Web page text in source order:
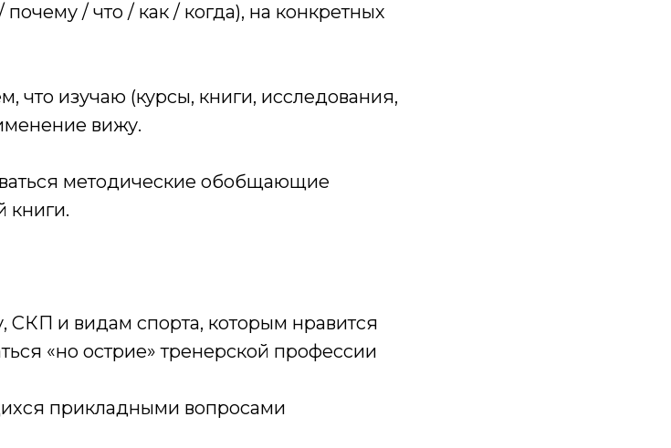
/ что / как / когда), на конкретных
что изучаю (курсы, книги, исследования,
вижу.
методические обобщающие
книги.
СКП и видам спорта, которым нравится
«но острие» тренерской профессии
прикладными вопросами